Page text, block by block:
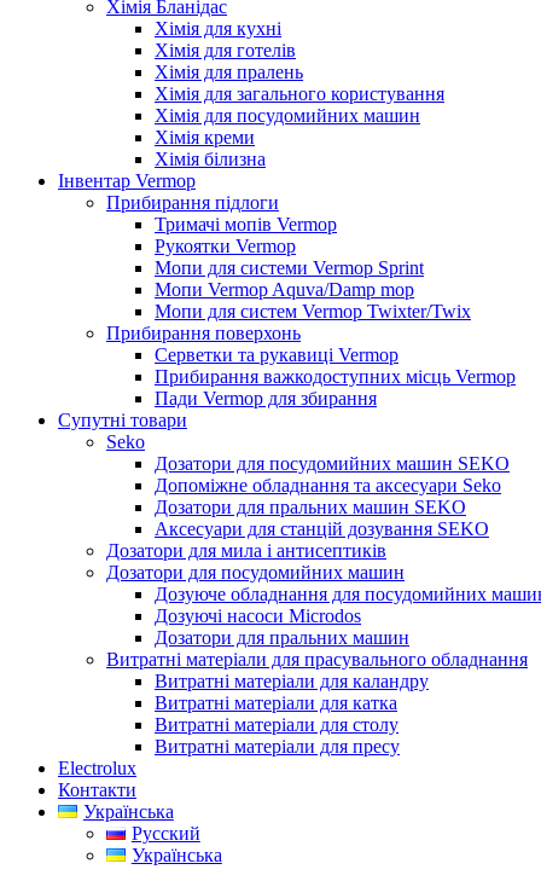
Хімія Бланідас
Хімія для кухні
Хімія для готелів
Хімія для пралень
Хімія для загального користування
Хімія для посудомийних машин
Хімія креми
Хімія білизна
Інвентар Vermop
Прибирання підлоги
Тримачі мопів Vermop
Рукоятки Vermop
Мопи для системи Vermop Sprint
Мопи Vermop Aquva/Damp mop
Мопи для систем Vermop Twixter/Twix
Прибирання поверхонь
Серветки та рукавиці Vermop
Прибирання важкодоступних місць Vermop
Пади Vermop для збирання
Супутні товари
Seko
Дозатори для посудомийних машин SEKO
Допоміжне обладнання та аксесуари Seko
Дозатори для пральних машин SEKO
Аксесуари для станцій дозування SEKO
Дозатори для мила і антисептиків
Дозатори для посудомийних машин
Дозуюче обладнання для посудомийних
Дозуючі насоси Microdos
Дозатори для пральних машин
Витратні матеріали для прасувального обладнання
Витратні матеріали для каландру
Витратні матеріали для катка
Витратні матеріали для столу
Витратні матеріали для пресу
Electrolux
Контакти
Українська
Русский
Українська